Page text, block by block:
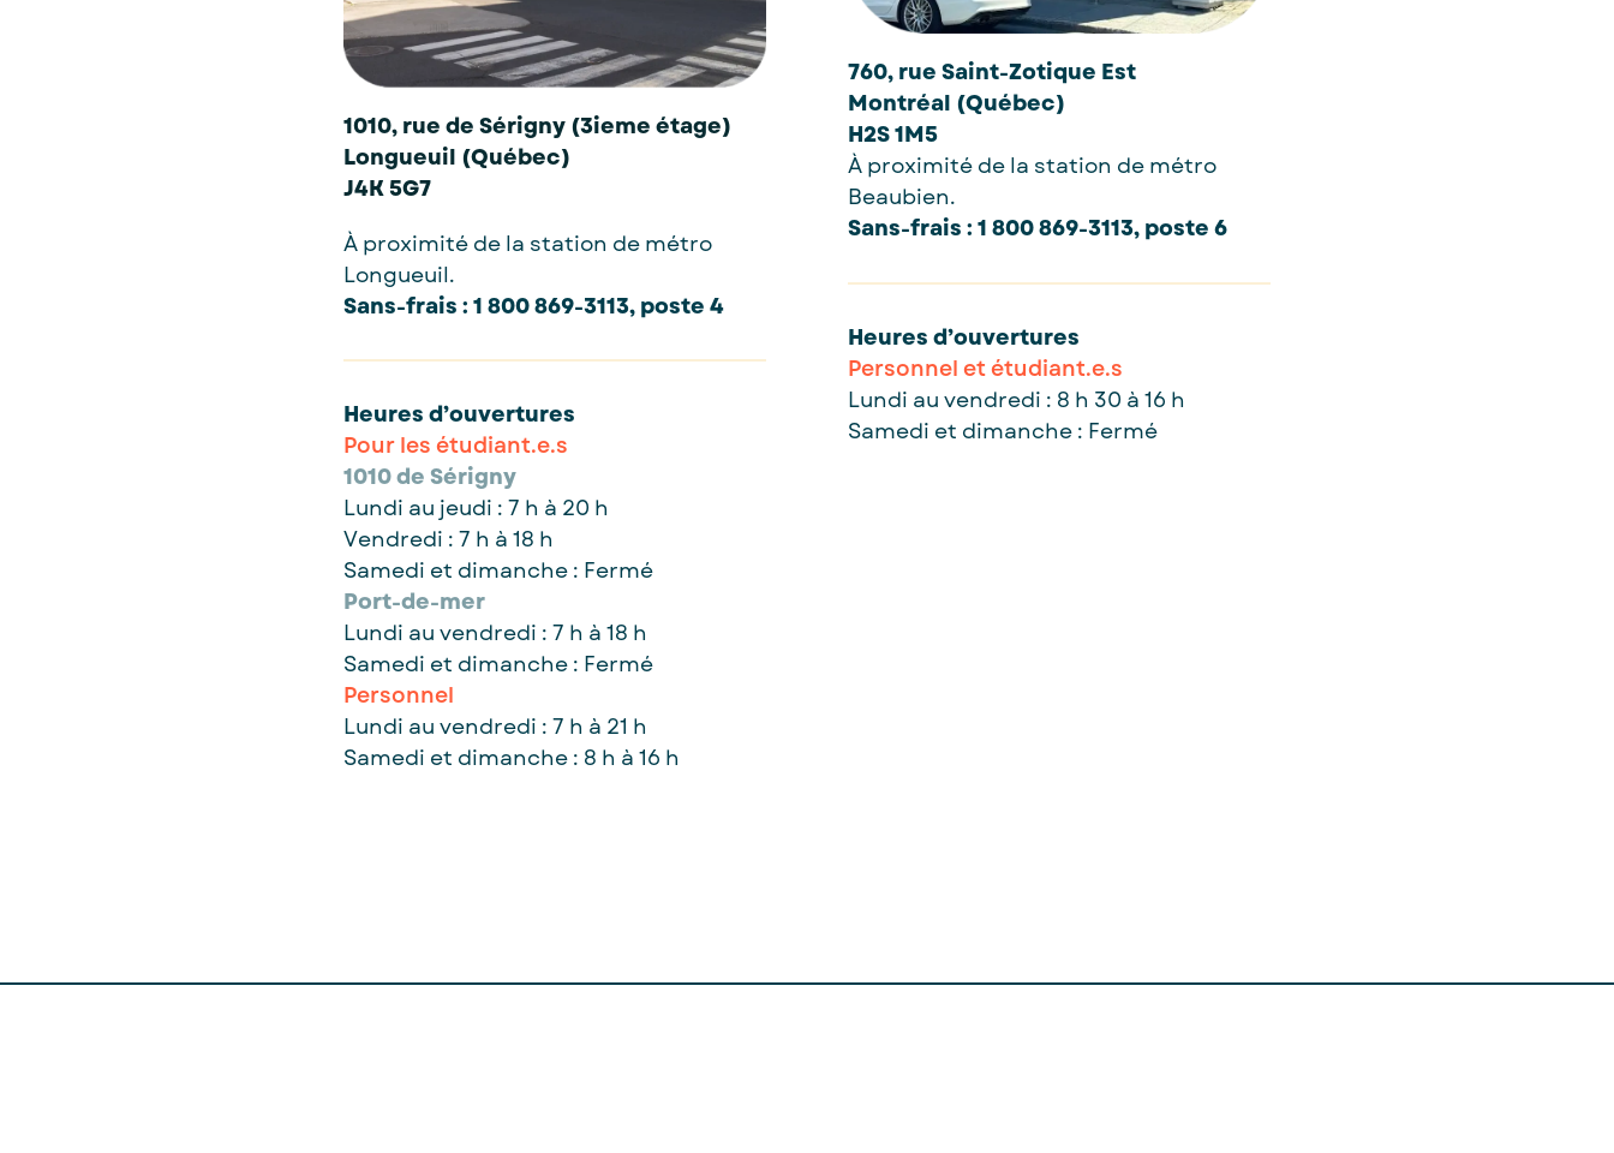
1010, rue de Sérigny (3ieme étage)
Longueuil (Québec)
J4K 5G7
À proximité de la station de métro
Longueuil.
Sans-frais : 1 800 869-3113, poste 4
Heures d’ouvertures
Pour les étudiant.e.s
1010 de Sérigny
Lundi au jeudi : 7 h à 20 h
Vendredi : 7 h à 18 h
Samedi et dimanche : Fermé
Port-de-mer
Lundi au vendredi : 7 h à 18 h
Samedi et dimanche : Fermé
Personnel
Lundi au vendredi : 7 h à 21 h
Samedi et dimanche : 8 h à 16 h
760, rue Saint-Zotique Est
Montréal (Québec)
H2S 1M5
À proximité de la station de métro
Beaubien.
Sans-frais : 1 800 869-3113, poste 6
Heures d’ouvertures
Personnel et étudiant.e.s
Lundi au vendredi : 8 h 30 à 16 h
Samedi et dimanche : Fermé